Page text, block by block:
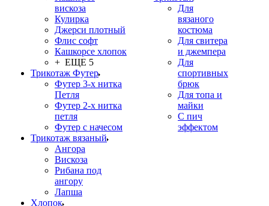
вискоза
Кулирка
Джерси плотный
Флис софт
Кашкорсе хлопок
+ ЕЩЕ 5
Трикотаж Футер
Футер 3-х нитка
Петля
Футер 2-х нитка
петля
Футер с начесом
Трикотаж вязаный
Ангора
Вискоза
Рибана под
ангору
Лапша
Хлопок
Для
вязаного
костюма
Для свитера
и джемпера
Для
спортивных
брюк
Для топа и
майки
С пич
эффектом